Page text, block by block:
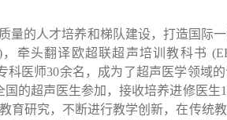
量的人才培养和梯队建设，打造国际
，牵头翻译欧超联超声培训教科书
科医师30余名，成为了超声医学领域
国的超声医生参加，接收培养进修医生
育研究，不断进行教学创新，在传统